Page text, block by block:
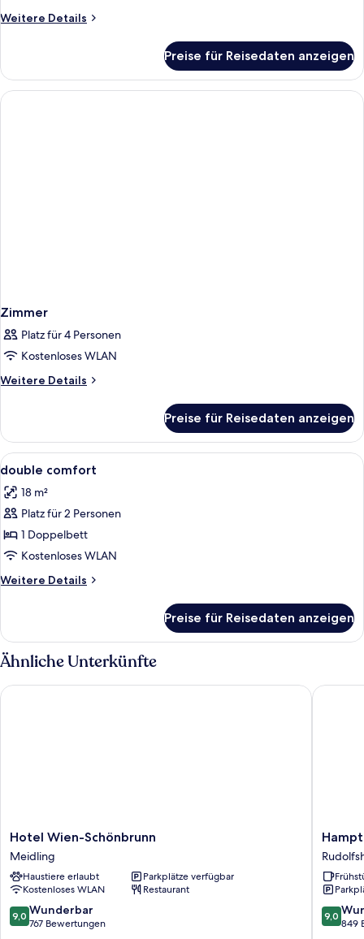
Weitere Details
Weitere
Preise für Reisedaten anzeigen
Zimmer
Platz für 4 Personen
Kostenloses WLAN
Weitere Details
Weitere
Preise für Reisedaten anzeigen
Alle
Fotos
für
double
comfort
anzeigen
Zimmersafe, Schreibtisch,
4
double comfort
18 m²
Platz für 2 Personen
1 Doppelbett
Kostenloses WLAN
Weitere Details
Weitere
comfort
Preise für Reisedaten anzeigen
Ähnliche Unterkünfte
Hotel
Wien-
Schönbrunn
Meidling
Hotel Wien-Schönbrunn
Meidling
Haustiere erlaubt
Parkplätze verfügbar
Kostenloses WLAN
Restaurant
9.0
von
9,0 Wunderbar
767 Bewertungen
Hotel Wien-Schönbrunn
By
Hilton
Vienna
City
West
9.0
von
9,0
849